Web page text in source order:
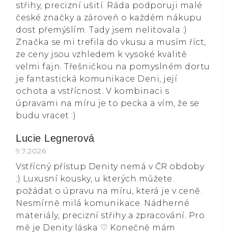
střihy, precizní ušití. Ráda podporuji malé
české značky a zároveň o každém nákupu
dost přemýšlím. Tady jsem nelitovala :)
Značka se mi trefila do vkusu a musím říct,
ze ceny jsou vzhledem k vysoké kvalitě
velmi fajn. Třešničkou na pomyslném dortu
je fantastická komunikace Deni, její
ochota a vstřícnost. V kombinaci s
úpravami na míru je to pecka a vím, že se
budu vracet :)
Lucie Legnerová
Hodnocení obchodu je 5 z 5 hvězdiček.
9.7.2026
Vstřícný přístup Denity nemá v ČR obdoby
:) Luxusní kousky, u kterých můžete
požádat o úpravu na míru, která je v ceně.
Nesmírně milá komunikace. Nádherné
materiály, precizní střihy a zpracování. Pro
mě je Denity láska ⁠♡ Konečně mám